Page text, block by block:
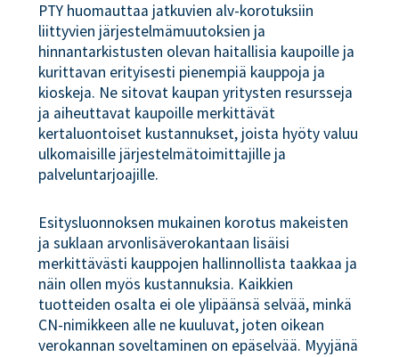
PTY huomauttaa jatkuvien alv-korotuksiin
liittyvien järjestelmämuutoksien ja
hinnantarkistusten olevan haitallisia kaupoille ja
kurittavan erityisesti pienempiä kauppoja ja
kioskeja. Ne sitovat kaupan yritysten resursseja
ja aiheuttavat kaupoille merkittävät
kertaluontoiset kustannukset, joista hyöty valuu
ulkomaisille järjestelmätoimittajille ja
palveluntarjoajille.
Esitysluonnoksen mukainen korotus makeisten
ja suklaan arvonlisäverokantaan lisäisi
merkittävästi kauppojen hallinnollista taakkaa ja
näin ollen myös kustannuksia. Kaikkien
tuotteiden osalta ei ole ylipäänsä selvää, minkä
CN-nimikkeen alle ne kuuluvat, joten oikean
verokannan soveltaminen on epäselvää. Myyjänä